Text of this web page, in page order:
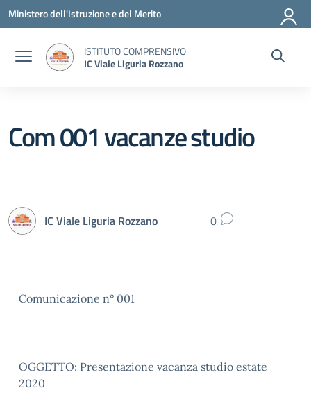
Vai ai contenuti
Vai al menu di navigazione
Vai al footer
Ministero dell'Istruzione e del Merito
ISTITUTO COMPRENSIVO
IC Viale Liguria Rozzano
Com 001 vacanze studio
IC Viale Liguria Rozzano 0
Comunicazione n° 001
OGGETTO: Presentazione vacanza studio estate
2020